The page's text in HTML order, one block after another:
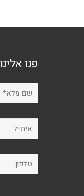
פנו אלינו